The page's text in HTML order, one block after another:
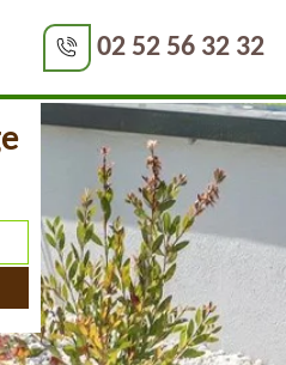
02 52 56 32 32